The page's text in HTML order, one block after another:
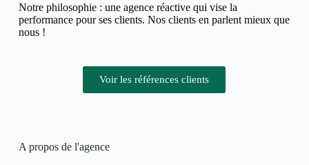
Notre philosophie : une agence réactive qui vise la
performance pour ses clients. Nos clients en parlent mieux que
nous !
Voir les références clients
A propos de l'agence ​